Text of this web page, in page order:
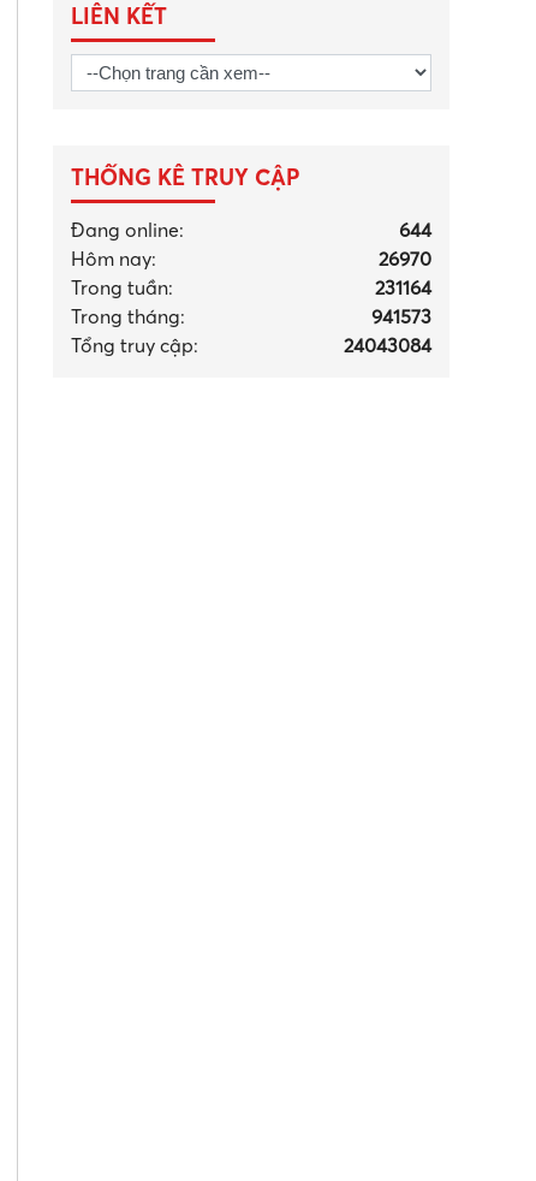
LIÊN KẾT
THỐNG KÊ TRUY CẬP
Đang online:
644
Hôm nay:
26970
Trong tuần:
231164
Trong tháng:
941573
Tổng truy cập:
24043084